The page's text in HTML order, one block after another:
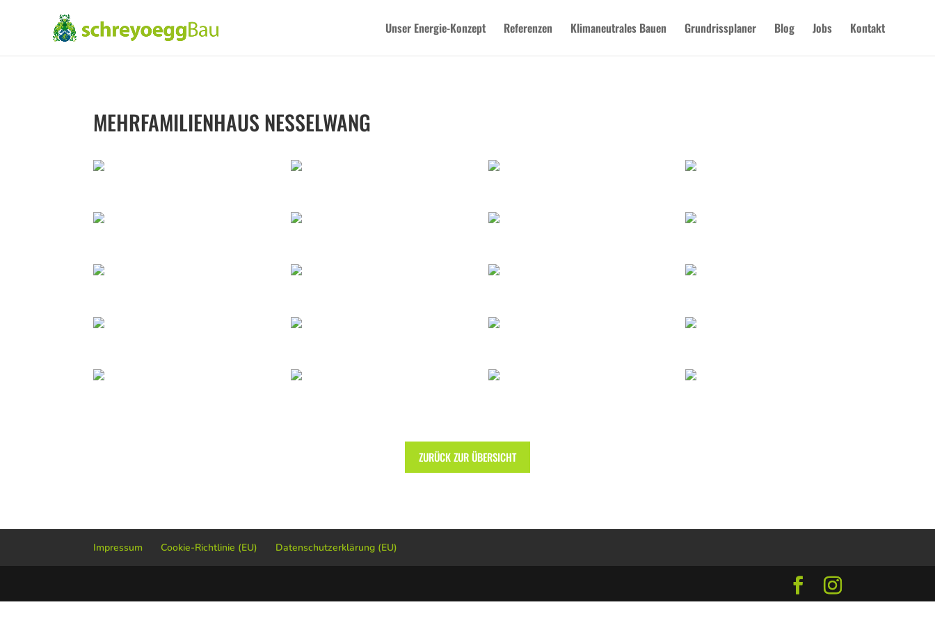
Unser Energie-Konzept Referenzen Klimaneutrales Bauen Grundrissplaner Blog Jobs Kontakt
MEHRFAMILIENHAUS NESSELWANG
ZURÜCK ZUR ÜBERSICHT
Impressum Cookie-Richtlinie (EU) Datenschutzerklärung (EU)